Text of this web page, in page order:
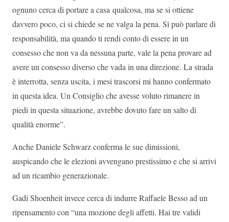
ognuno cerca di portare a casa qualcosa, ma se si ottiene
davvero poco, ci si chiede se ne valga la pena. Si può parlare di
responsabilità, ma quando ti rendi conto di essere in un
consesso che non va da nessuna parte, vale la pena provare ad
avere un consesso diverso che vada in una direzione. La strada
è interrotta, senza uscita, i mesi trascorsi mi hanno confermato
in questa idea. Un Consiglio che avesse voluto rimanere in
piedi in questa situazione, avrebbe dovuto fare un salto di
qualità enorme”.
Anche Daniele Schwarz conferma le sue dimissioni,
auspicando che le elezioni avvengano prestissimo e che si arrivi
ad un ricambio generazionale.
Gadi Shoenheit invece cerca di indurre Raffaele Besso ad un
ripensamento con “una mozione degli affetti. Hai tre validi